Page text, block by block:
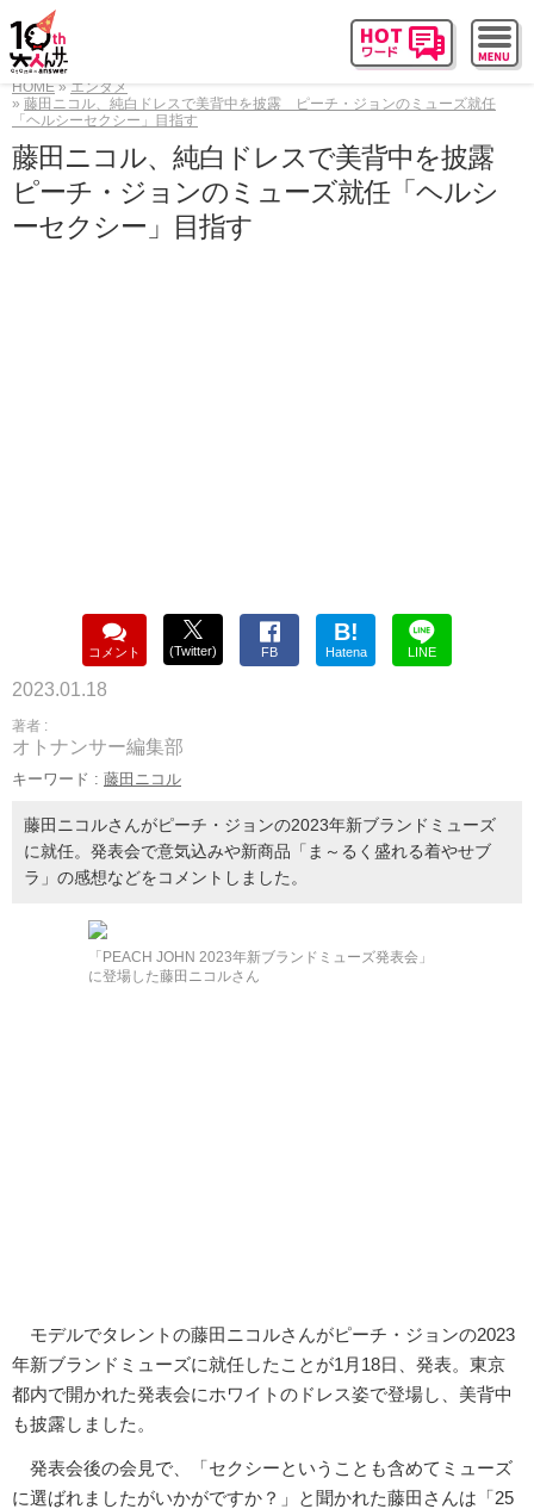
HOME
エンタメ
藤田ニコル、純白ドレスで美背中を披露 ピーチ・ジョンのミューズ就任
「ヘルシーセクシー」目指す
藤田ニコル、純白ドレスで美背中を披露
ピーチ・ジョンのミューズ就任「ヘルシ
ーセクシー」目指す
コメント (Twitter) FB
B!
Hatena LINE
2023.01.18
著者 :
オトナンサー編集部
キーワード : 藤田ニコル
藤田ニコルさんがピーチ・ジョンの2023年新ブランドミューズ
に就任。発表会で意気込みや新商品「ま～るく盛れる着やせブ
ラ」の感想などをコメントしました。
「PEACH JOHN 2023年新ブランドミューズ発表会」
に登場した藤田ニコルさん
モデルでタレントの藤田ニコルさんがピーチ・ジョンの2023
年新ブランドミューズに就任したことが1月18日、発表。東京
都内で開かれた発表会にホワイトのドレス姿で登場し、美背中
も披露しました。
発表会後の会見で、「セクシーということも含めてミューズ
に選ばれましたがいかがですか？」と聞かれた藤田さんは「25